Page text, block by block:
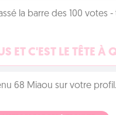
la barre des 100 votes -
ET C'EST LE TÊTE À
68 Miaou sur votre